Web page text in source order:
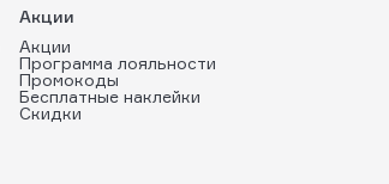
Акции
Акции
Программа лояльности
Промокоды
Бесплатные наклейки
Скидки